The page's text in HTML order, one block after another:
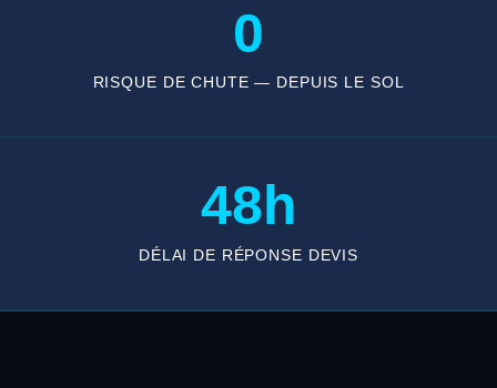
0
RISQUE DE CHUTE — DEPUIS LE SOL
48h
DÉLAI DE RÉPONSE DEVIS